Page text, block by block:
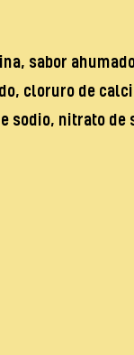
sabor
cloruro de
sodio, nitrato de